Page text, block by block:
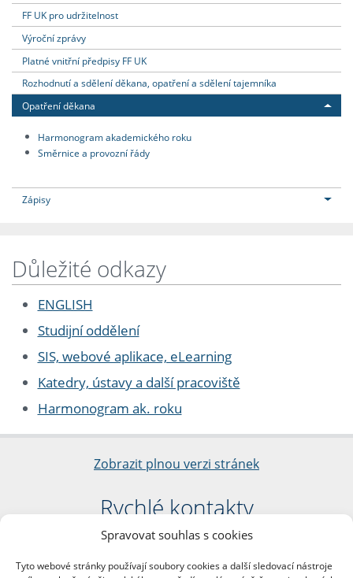
Spravovat souhlas s cookies
Tyto webové stránky používají soubory cookies a další sledovací nástroje
FF UK pro udržitelnost
Výroční zprávy
Platné vnitřní předpisy FF UK
Rozhodnutí a sdělení děkana, opatření a sdělení tajemníka
Opatření děkana
Harmonogram akademického roku
Směrnice a provozní řády
Zápisy
Důležité odkazy
ENGLISH
Studijní oddělení
SIS, webové aplikace, eLearning
Katedry, ústavy a další pracoviště
Harmonogram ak. roku
Zobrazit plnou verzi stránek
Rychlé kontakty
Filozofická fakulta
nám. Jana Palacha 1/2